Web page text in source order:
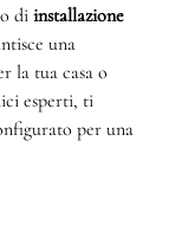
diinstallazione
una
la tua casa o
esperti, ti
per una